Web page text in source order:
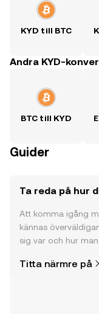
KYD till BTC
Andra KYD-
BTC till KYD
Guider
Ta reda på hur
Att komma igång
kännas
sig var och hur
din resa på OKX
Titta närmre på